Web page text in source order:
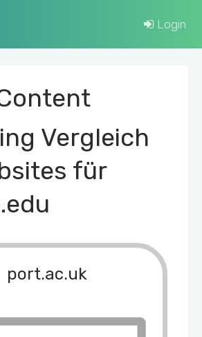
Login
Vergleich
für
port.ac.uk